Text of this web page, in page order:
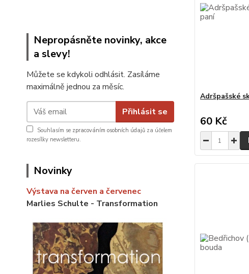
Nepropásněte novinky, akce
a slevy!
Můžete se kdykoli odhlásit. Zasíláme
maximálně jednou za měsíc.
Přihlásit se
Souhlasím se zpracováním osobních údajů za účelem
rozesílky newsletteru.
Novinky
Výstava na červen a červenec
Marlies Schulte - Transformation
Adršpašské
60 Kč